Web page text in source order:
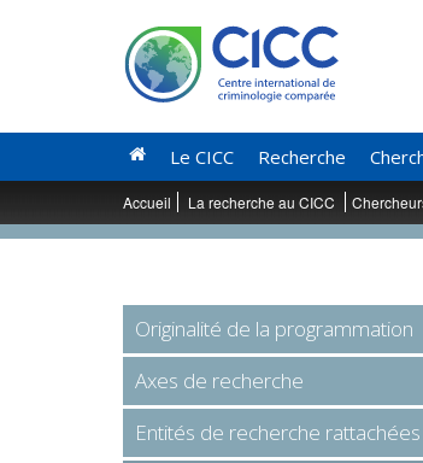
Le CICC Recherche
Accueil La recherche au CICC
Originalité de la programmation
Axes de recherche
Entités de recherche rattachées